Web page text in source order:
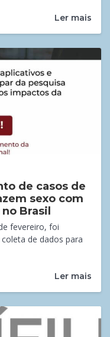
Ler mais
de casos de
sexo com
Brasil
fevereiro, foi
de dados para
Ler mais